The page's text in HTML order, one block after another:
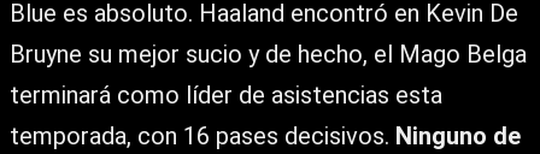
Blue es absoluto. Haaland encontró en Kevin De
Bruyne su mejor sucio y de hecho, el Mago Belga
terminará como líder de asistencias esta
temporada, con 16 pases decisivos. Ninguno de